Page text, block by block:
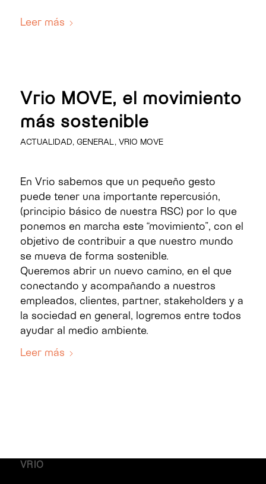
Leer más
Vrio MOVE, el movimiento
más sostenible
ACTUALIDAD, GENERAL , VRIO MOVE
En Vrio sabemos que un pequeño gesto
puede tener una importante repercusión,
(principio básico de nuestra RSC) por lo que
ponemos en marcha este “movimiento”, con el
objetivo de contribuir a que nuestro mundo
se mueva de forma sostenible.
Queremos abrir un nuevo camino, en el que
conectando y acompañando a nuestros
empleados, clientes, partner, stakeholders y a
la sociedad en general, logremos entre todos
ayudar al medio ambiente.
Leer más
VRIO